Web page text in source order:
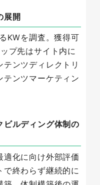
展開
KWを調査。獲得可
プ先はサイト内に
ンツディレクトリ
テンツマーケティン
ビルディング体制の
適化に向け外部評価
終わらず継続的に